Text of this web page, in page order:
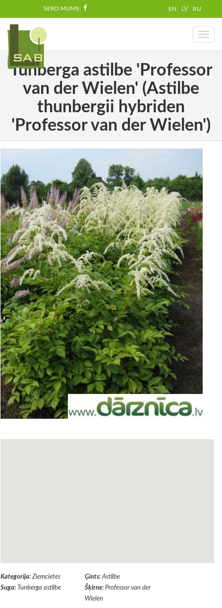
SEKO MUMS: EN LV RU
Toggle
Tunberga astilbe 'Professor
van der Wielen' (Astilbe
thunbergii hybriden
'Professor van der Wielen')
Kategorija: Ziemcietes Ģints: Astilbe
Suga: Tunberga astilbe Šķirne: Professor van der
Wielen